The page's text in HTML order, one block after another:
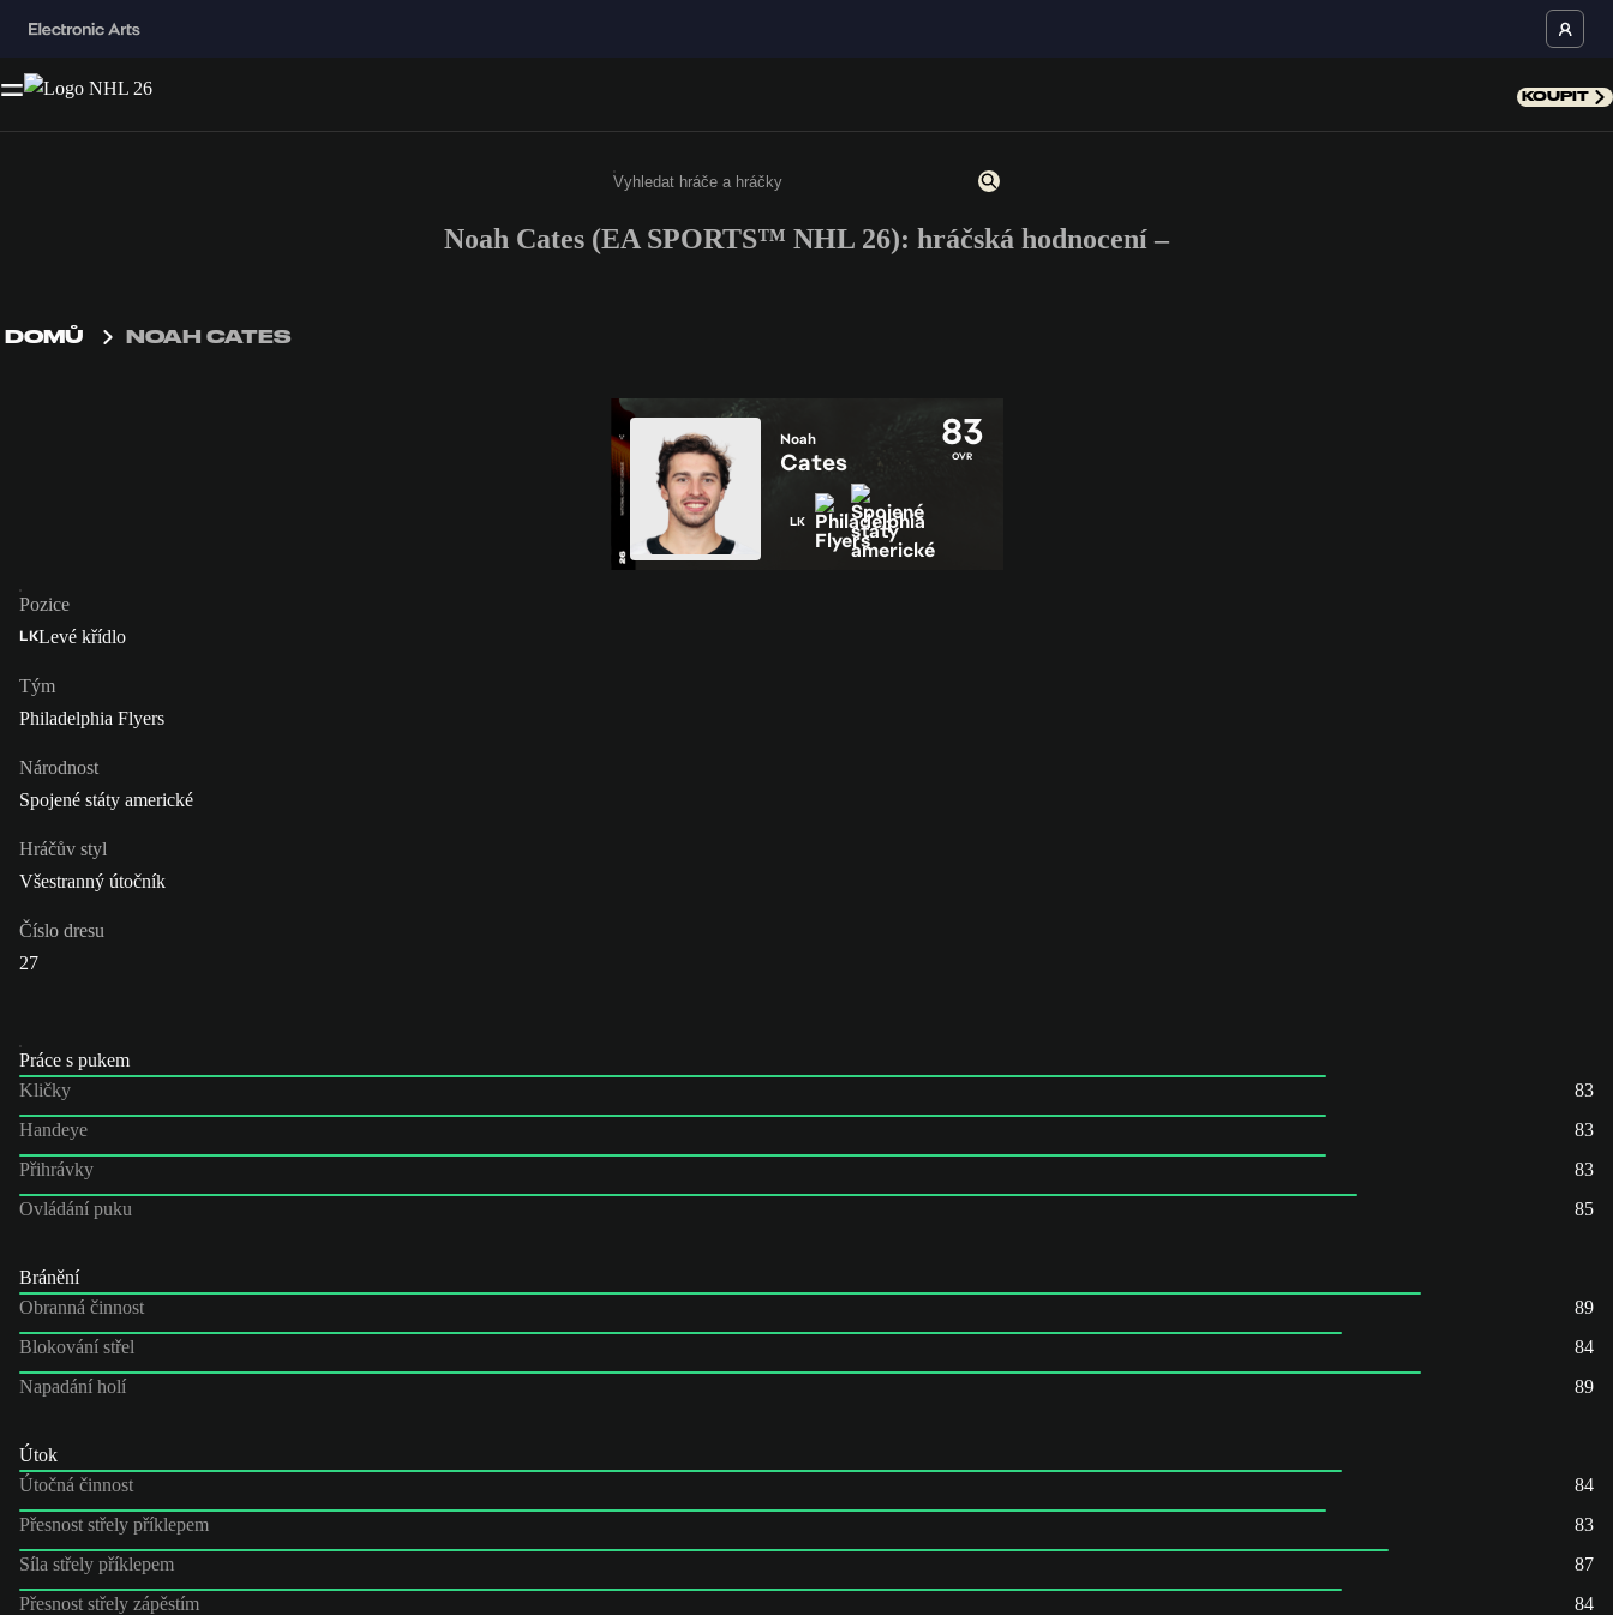
KOUPIT
Enter a minimum of 3 characters or numbers
Noah Cates (EA SPORTS™ NHL 26): hráčská hodnocení –
DOMŮ NOAH CATES
83
OVR
Noah
Cates
LK
Pozice
LKLevé křídlo
Tým
Philadelphia Flyers
Národnost
Spojené státy americké
Hráčův styl
Všestranný útočník
Číslo dresu
27
Práce s pukem
Kličky
83
Handeye
83
Přihrávky
83
Ovládání puku
85
Bránění
Obranná činnost
89
Blokování střel
84
Napadání holí
89
Útok
Útočná činnost
84
Přesnost střely příklepem
83
Síla střely příklepem
87
Přesnost střely zápěstím
84